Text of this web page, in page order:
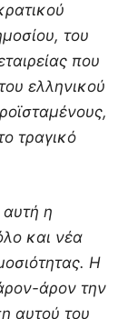
του
που
ελληνικού
τραγικό
η
και νέα
Η
άρον την
αυτού του